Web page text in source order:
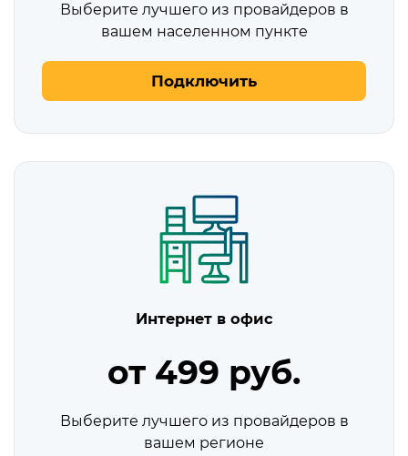
Выберите лучшего из провайдеров в
вашем населенном пункте
Подключить
Интернет в офис
от 499 руб.
Выберите лучшего из провайдеров в
вашем регионе